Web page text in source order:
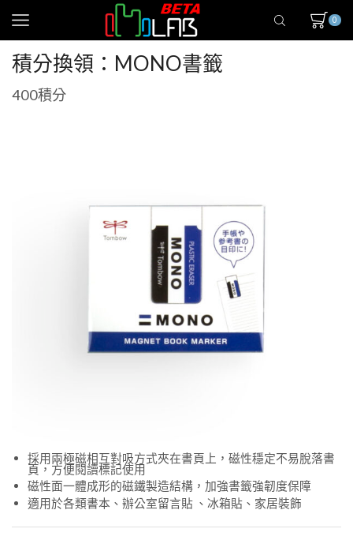
0
積分換領：MONO書籤
400積分
採用兩極磁相互對吸方式夾在書頁上，磁性穩定不易脫落書
頁，方便閱讀標記使用
磁性面一體成形的磁鐵製造結構，加強書籤強韌度保障
適用於各類書本、辦公室留言貼 、冰箱貼、家居裝飾